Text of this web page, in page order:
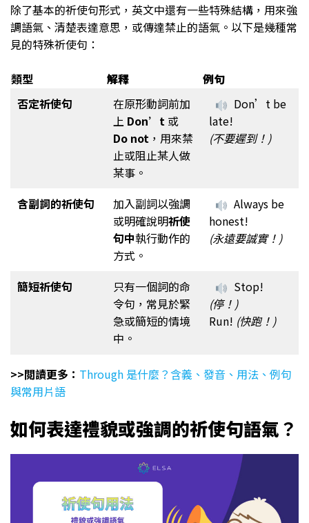
除了基本的祈使句形式，英文中還有一些特殊結構，用來強
調語氣、清楚表達意思，或傳達禁止的語氣。以下是幾種常
見的特殊祈使句：
類型 解釋
例句
否定祈使句
在原形動詞前加
上 Don’t 或
Do not ，用來禁
止或阻止某人做
某事。
Don’t be
late!
(不要遲到！)
含副詞的祈使句
加入副詞以強調
或明確說明祈使
句中執行動作的
方式。
Always be
honest!
(永遠要誠實！)
簡短祈使句
只有一個詞的命
令句，常見於緊
急或簡短的情境
中。
Stop!
(停！)
Run! (快跑！)
>>閲讀更多： Through 是什麼？含義、發音、用法、例句
與常用片語
如何表達禮貌或強調的祈使句語氣？